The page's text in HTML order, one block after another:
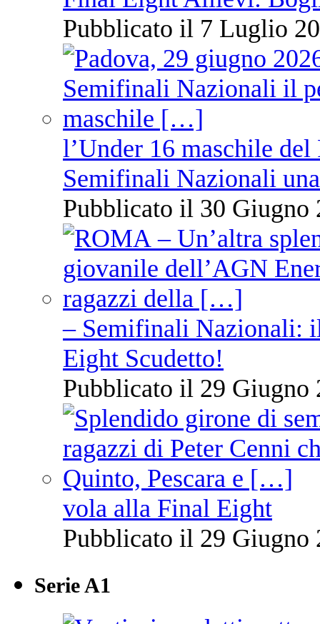
Pubblicato il 7 Luglio
l’Under 16 maschile
Semifinali Nazionali
Pubblicato il 30 Giugno
– Semifinali Nazionali:
Eight Scudetto!
Pubblicato il 29 Giugno
vola alla Final Eight
Pubblicato il 29 Giugno
Serie A1